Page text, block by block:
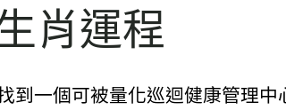
肖運程
到一個可被量化巡迴健康管理